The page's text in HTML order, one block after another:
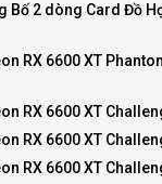
Bố 2 dòng Card Đồ
RX 6600 XT
RX 6600 XT
RX 6600 XT
RX 6600 XT